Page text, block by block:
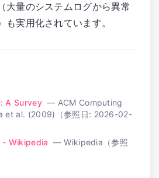
大量のシステムログから異常
も実用化されています。
A Survey — ACM Computing
et al. (2009) （参照日: 2026-02-
Wikipedia —Wikipedia （参照